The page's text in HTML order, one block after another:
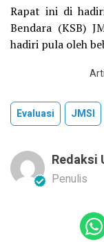
Rapat ini di
Bendara (KSB)
hadiri pula oleh
Evaluasi JMSI
Redaksi
Penulis